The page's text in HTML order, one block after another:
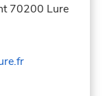
70200 Lure